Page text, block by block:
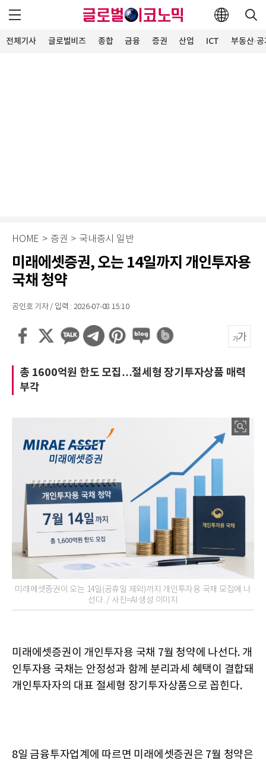
전체기사 글로벌비즈 종합 금융 증권 산업 ICT 부동산·
HOME > 증권 > 국내증시 일반
미래에셋증권, 오는 14일까지 개인투자용
국채 청약
공인호 기자 / 입력 : 2026-07-08 15:10
총 1600억원 한도 모집…절세형 장기투자상품 매력
부각
미래에셋증권이 오는 14일(공휴일 제외)까지 개인투자용 국채 모집에 나
선다. / 사진=AI 생성 이미지
미래에셋증권이 개인투자용 국채 7월 청약에 나선다. 개
인투자용 국채는 안정성과 함께 분리과세 혜택이 결합돼
개인투자자의 대표 절세형 장기투자상품으로 꼽힌다.
8일 금융투자업계에 따르면 미래에셋증권은 7월 청약은